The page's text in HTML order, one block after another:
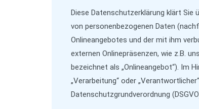
Diese Datenschutzerklärung klärt Sie
von personenbezogenen Daten
Onlineangebotes und der mit ihm
externen Onlinepräsenzen, wie z.B.
bezeichnet als „Onlineangebot“). Im
„Verarbeitung“ oder
Datenschutzgrundverordnung